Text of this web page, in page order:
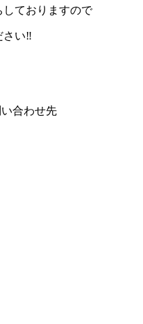
ておりますので
さい‼
合わせ先